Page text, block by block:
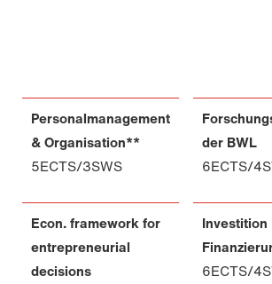
Personalmanagement
& Organisation**
5ECTS/3SWS
der BWL
6ECTS/
Econ. framework for
entrepreneurial
decisions
Investition
6ECTS/